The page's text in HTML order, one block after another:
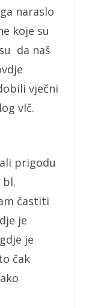
naraslo
koje su
da naš
vječni
vlč.
prigodu
bl.
častiti
je
je
čak